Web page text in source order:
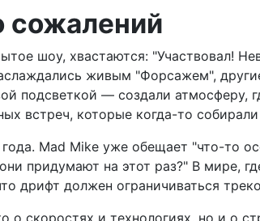
сожалений
шоу, хвастаются: "Участвовал!
живым "Форсажем",
подсветкой — создали атмосферу,
встреч, которые когда-то
Mad Mike уже обещает "что-то
придумают на этот раз?" В мире,
дрифт должен ограничиваться
скоростях и технологиях, но и о